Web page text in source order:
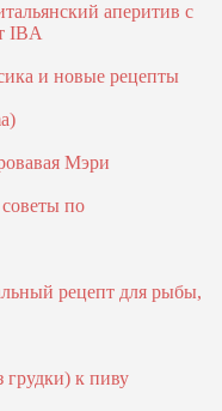
аперитив с
IBA
и новые рецепты
Мэри
по
рецепт для рыбы,
к пиву